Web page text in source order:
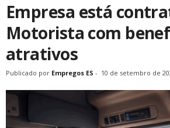
Empresa está
Motorista com
atrativos
Publicado por Empregos ES - 10 de setembro de